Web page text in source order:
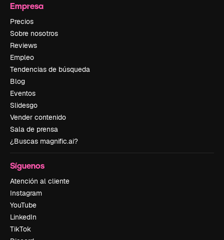
Empresa
Precios
Sobre nosotros
Reviews
Empleo
Tendencias de búsqueda
Blog
Eventos
Slidesgo
Vender contenido
Sala de prensa
¿Buscas magnific.ai?
Síguenos
Atención al cliente
Instagram
YouTube
LinkedIn
TikTok